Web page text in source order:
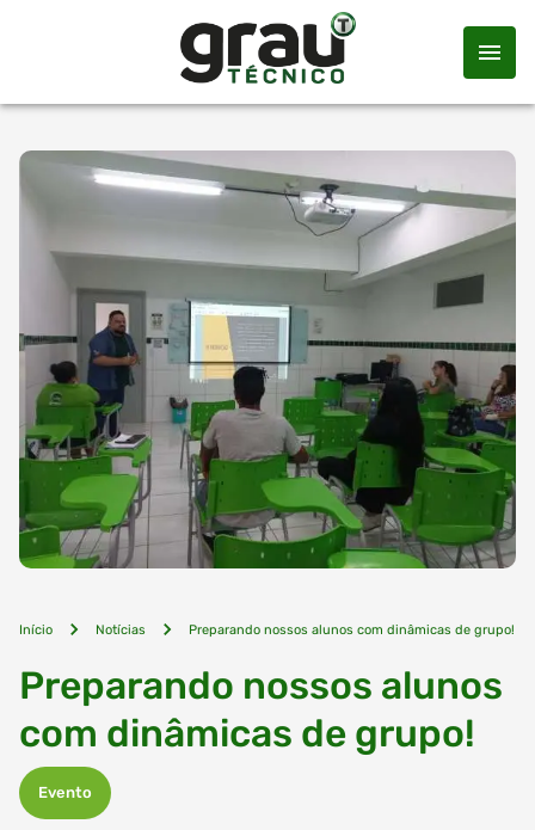
Início Notícias Preparando nossos alunos com dinâmicas de grupo!
Preparando nossos alunos
com dinâmicas de grupo!
Evento